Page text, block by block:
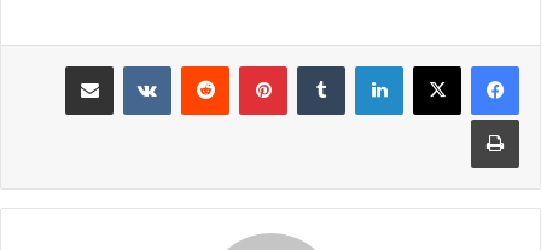
لينكدإن بينتيريست مشاركة عبر البريد
طباعة